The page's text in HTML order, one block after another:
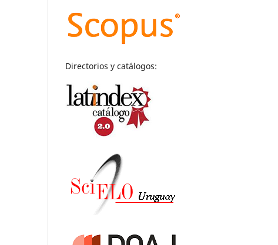
Directorios y catálogos: